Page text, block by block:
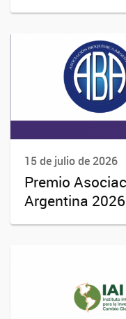
15 de julio de 2026
Premio
Argentina 2026